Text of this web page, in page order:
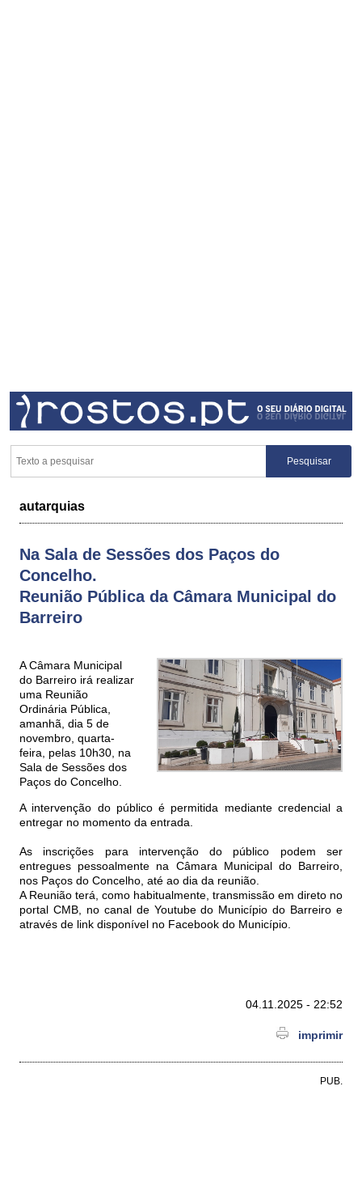
autarquias
Na Sala de Sessões dos Paços do
Concelho.
Reunião Pública da Câmara Municipal do
Barreiro
A Câmara Municipal
do Barreiro irá realizar
uma Reunião
Ordinária Pública,
amanhã, dia 5 de
novembro, quarta-
feira, pelas 10h30, na
Sala de Sessões dos
Paços do Concelho.
A intervenção do público é permitida mediante credencial a
entregar no momento da entrada.
As inscrições para intervenção do público podem ser
entregues pessoalmente na Câmara Municipal do Barreiro,
nos Paços do Concelho, até ao dia da reunião.
A Reunião terá, como habitualmente, transmissão em direto no
portal CMB, no canal de Youtube do Município do Barreiro e
através de link disponível no Facebook do Município.
04.11.2025 - 22:52
imprimir
PUB.